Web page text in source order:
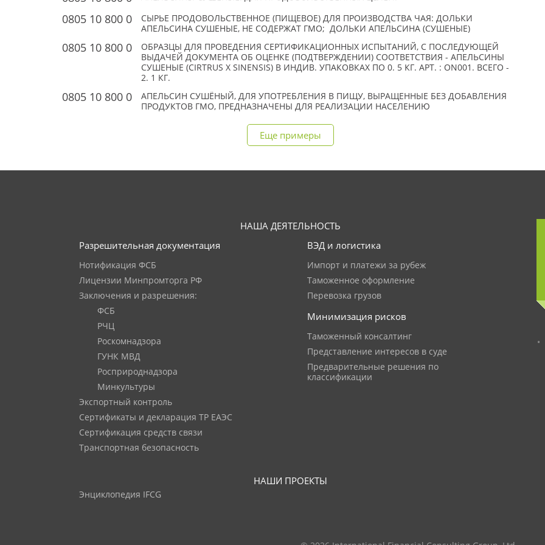
0805 10 800 0
СЫРЬЕ ПРОДОВОЛЬСТВЕННОЕ (ПИЩЕВОЕ) ДЛЯ ПРОИЗВОДСТВА ЧАЯ: ДОЛЬКИ
АПЕЛЬСИНА СУШЕНЫЕ, НЕ СОДЕРЖАТ ГМО; ДОЛЬКИ АПЕЛЬСИНА (СУШЕНЫЕ)
0805 10 800 0
ОБРАЗЦЫ ДЛЯ ПРОВЕДЕНИЯ СЕРТИФИКАЦИОННЫХ ИСПЫТАНИЙ, С ПОСЛЕДУЮЩЕЙ
ВЫДАЧЕЙ ДОКУМЕНТА ОБ ОЦЕНКЕ (ПОДТВЕРЖДЕНИИ) СООТВЕТСТВИЯ - АПЕЛЬСИНЫ
СУШЕНЫЕ (CIRTRUS X SINENSIS) В ИНДИВ. УПАКОВКАХ ПО 0. 5 КГ. АРТ. : ON001. ВСЕГО -
2. 1 КГ.
0805 10 800 0
АПЕЛЬСИН СУШЁНЫЙ, ДЛЯ УПОТРЕБЛЕНИЯ В ПИЩУ, ВЫРАЩЕННЫЕ БЕЗ ДОБАВЛЕНИЯ
ПРОДУКТОВ ГМО, ПРЕДНАЗНАЧЕНЫ ДЛЯ РЕАЛИЗАЦИИ НАСЕЛЕНИЮ
Еще примеры
НАША ДЕЯТЕЛЬНОСТЬ
Разрешительная документация
Нотификация ФСБ
Лицензии Минпромторга РФ
Заключения и разрешения:
ФСБ
РЧЦ
Роскомнадзора
ГУНК МВД
Росприроднадзора
Минкультуры
Экспортный контроль
Сертификаты и декларация ТР ЕАЭС
Сертификация средств связи
Транспортная безопасность
ВЭД и логистика
Импорт и платежи за рубеж
Таможенное оформление
Перевозка грузов
Минимизация рисков
Таможенный консалтинг
Представление интересов в суде
Предварительные решения по
классификации
НАШИ ПРОЕКТЫ
Энциклопедия IFCG